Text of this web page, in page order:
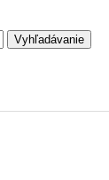
Vyhľadávanie